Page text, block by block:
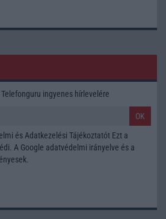
ingyenes hírlevelére
OK
és Adatkezelési Tájékoztatót Ezt a
A Google adatvédelmi irányelve és a